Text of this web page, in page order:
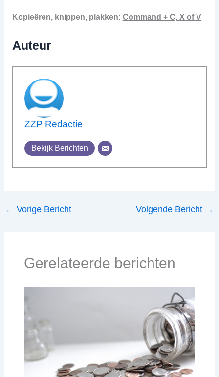
Kopieëren, knippen, plakken: Command + C, X of V
Auteur
ZZP Redactie
Bekijk Berichten
← Vorige Bericht Volgende Bericht →
Gerelateerde berichten